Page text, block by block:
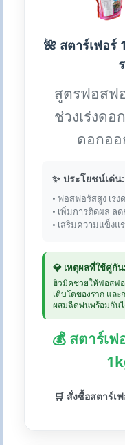
🌺 สตาร์เฟอร์
สูตรฟอสฟ
ช่วงเร่งดอ
ดอกอ
✨ ประโยชน์เด่น:
• ฟอสฟอรัสสูง เร่ง
• เพิ่มการติดผล ลด
• เสริมความแข็งแ
💎 เหตุผลที่ใช้คู่กัน:
ฮิวมิคช่วยให้ฟอสฟอ
เติบโตของราก แล
ผสมฉีดพ่นพร้อมกัน
💰 สตาร์เ
🛒 สั่งซื้อสตาร์เ